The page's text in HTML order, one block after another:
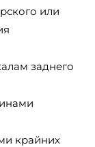
или
заднего
крайних